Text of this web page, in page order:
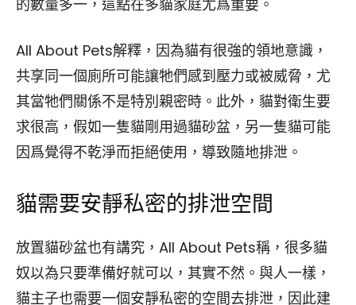
的數量多一，這點在多貓家庭尤爲重要。
All About Pets解釋，因為貓有很強的領地意識，
共享同一個廁所可能讓牠們感到壓力或被威脅，尤
其當牠們關係不是特別親密時。此外，貓對衛生要
求很高，假如一隻貓剛用過貓砂盆，另一隻貓可能
因爲覺得不乾淨而拒絕使用，導致隨地排泄。
貓需要安靜私密的排泄空間
放置貓砂盆也有講究，All About Pets稱，很多貓
奴以為只要準備好就可以，其實不然。與人一樣，
貓主子也需要一個安靜私密的空間去排泄，因此建